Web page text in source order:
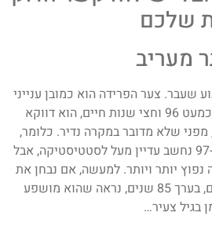
שלכם
מעריב
צער הפרידה הוא כמובן ענייני
האישי, אבל גילה של אמי, כמעט 96 וחצי שנות חיים, הוא דווקא
מפני שלא מדובר במקרה נדיר. כלומר,
לעזוב את העולם בשנתך ה-97 נחשב עדיין מעל לסטטיסטיקה, אבל
נפוץ יותר ויותר. למעשה, אם נבחן את
גיל הפטירה הממוצע לנשים, בערך 85 שנים, נראה שהוא מושפע
בגיל צעיר…